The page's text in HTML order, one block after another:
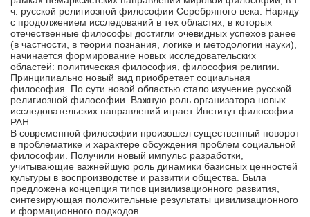
ч. русской религиозной философии Серебряного века. Наряду
с продолжением исследований в тех областях, в которых
отечественные философы достигли очевидных успехов ранее
(в частности, в теории познания, логике и методологии науки),
начинается формирование новых исследовательских
областей: политическая философия, философия религии.
Принципиально новый вид приобретает социальная
философия. По сути новой областью стало изучение русской
религиозной философии. Важную роль организатора новых
исследовательских направлений играет Институт философии
РАН.
В современной философии произошел существенный поворот
в проблематике и характере обсуждения проблем социальной
философии. Получили новый импульс разработки,
учитывающие важнейшую роль динамики базисных ценностей
культуры в воспроизводстве и развитии общества. Была
предложена концепция типов цивилизационного развития,
синтезирующая положительные результаты цивилизационного
и формационного подходов.